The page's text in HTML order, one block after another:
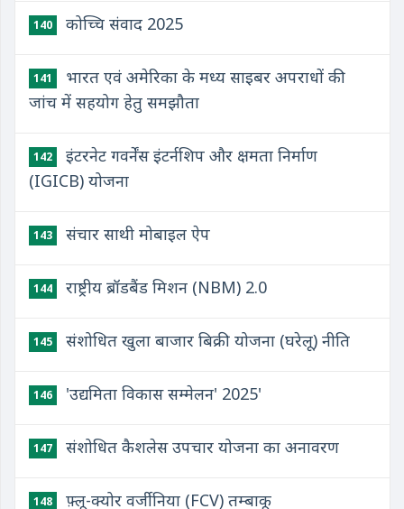
140 कोच्चि संवाद 2025
141
भारत एवं अमेरिका के मध्य साइबर अपराधों की
जांच में सहयोग हेतु समझौता
142
इंटरनेट गवर्नेंस इंटर्नशिप और क्षमता निर्माण
(IGICB) योजना
143 संचार साथी मोबाइल ऐप
144 राष्ट्रीय ब्रॉडबैंड मिशन (NBM) 2.0
145 संशोधित खुला बाजार बिक्री योजना (घरेलू) नीति
146 'उद्यमिता विकास सम्मेलन' 2025'
147 संशोधित कैशलेस उपचार योजना का अनावरण
148 फ़्लू-क्योर वर्जीनिया (FCV) तम्बाकू